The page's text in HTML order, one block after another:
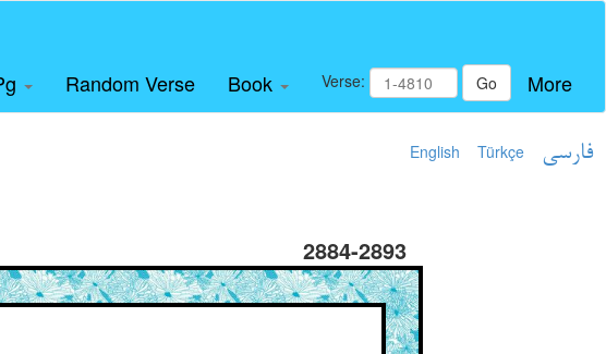
Random Verse Book Verse: Go More
English Türkçe فارسی
2884-2893